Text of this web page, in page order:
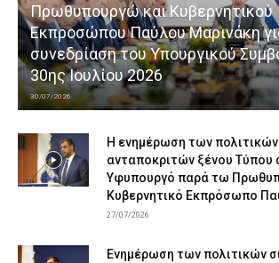
Πρωθυπουργώ και Κυβερνητικού
Εκπροσώπου Παύλου Μαρινάκη
συνεδρίαση του Υπουργικού
30ης Ιουλίου 2026
30/07/2026
Η ενημέρωση των
ανταποκριτών ξένου Τύπου
Υφυπουργό παρά τω
Κυβερνητικό Εκπρόσωπο
27/07/2026
Ενημέρωση των πολιτικών